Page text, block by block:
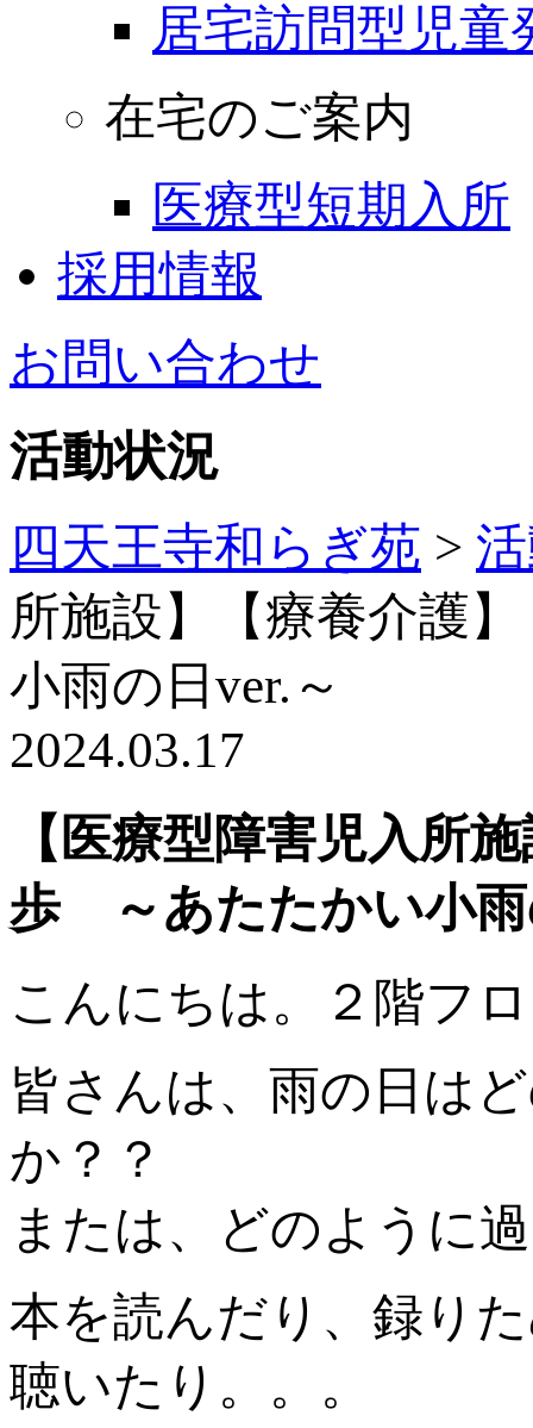
居宅訪問型児童
在宅のご案内
医療型短期入所
採用情報
お問い合わせ
活動状況
四天王寺和らぎ苑 >
所施設】【療養介護
小雨の日ver.～
2024.03.17
【医療型障害児入所
歩 ～あたたかい小雨
こんにちは。２階フ
皆さんは、雨の日は
か？？
または、どのように
本を読んだり、録り
聴いたり。。。